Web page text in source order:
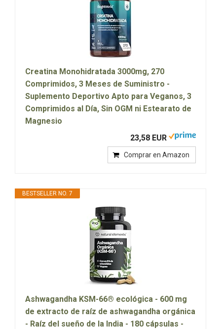
Creatina Monohidratada 3000mg, 270
Comprimidos, 3 Meses de Suministro -
Suplemento Deportivo Apto para Veganos, 3
Comprimidos al Día, Sin OGM ni Estearato de
Magnesio
23,58 EUR
Comprar en Amazon
BESTSELLER NO. 7
Ashwagandha KSM-66® ecológica - 600 mg
de extracto de raíz de ashwagandha orgánica
- Raíz del sueño de la India - 180 cápsulas -